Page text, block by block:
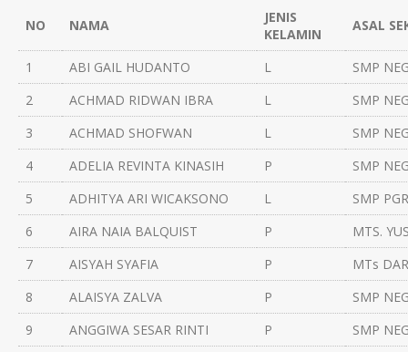
NO NAMA
JENIS
KELAMIN
ASAL
1 ABI GAIL HUDANTO L
SMP
2
ACHMAD RIDWAN IBRA L
SMP
3
ACHMAD SHOFWAN L
SMP
4
ADELIA REVINTA KINASIH P
SMP
5
ADHITYA ARI WICAKSONO L
SMP
6
AIRA NAIA BALQUIST P
MTS.
7
AISYAH SYAFIA P
MTs
8
ALAISYA ZALVA P
SMP
9
ANGGIWA SESAR RINTI P
SMP